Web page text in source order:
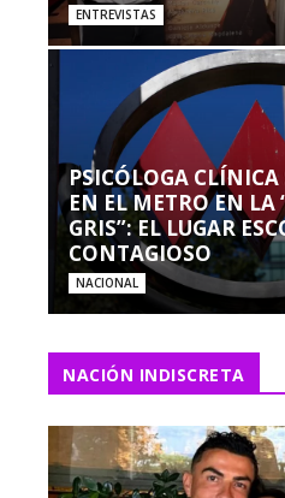
ENTREVISTAS
PSICÓLOGA
EN EL METRO EN LA
GRIS”: EL LUGAR
CONTAGIOSO
NACIONAL
NACIÓN INDISCRETA